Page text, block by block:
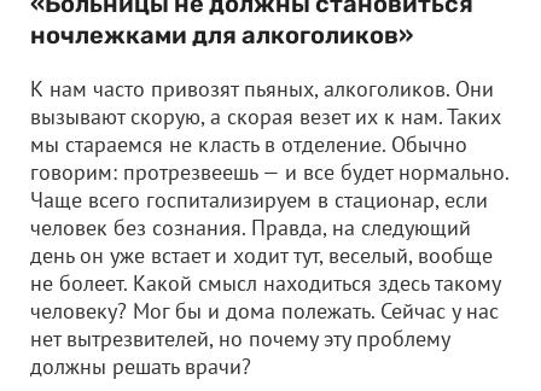
ночлежками для алкоголиков»
К нам часто привозят пьяных, алкоголиков. Они
вызывают скорую, а скорая везет их к нам. Таких
мы стараемся не класть в отделение. Обычно
говорим: протрезвеешь — и все будет нормально.
Чаще всего госпитализируем в стационар, если
человек без сознания. Правда, на следующий
день он уже встает и ходит тут, веселый, вообще
не болеет. Какой смысл находиться здесь такому
человеку? Мог бы и дома полежать. Сейчас у нас
нет вытрезвителей, но почему эту проблему
должны решать врачи?